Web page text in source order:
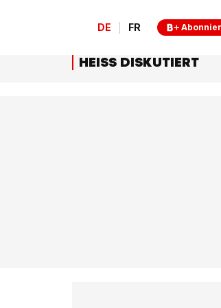
DE FR
HEISS DISKUTIERT